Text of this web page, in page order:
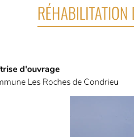
d'ouvrage
Les Roches de Condrieu